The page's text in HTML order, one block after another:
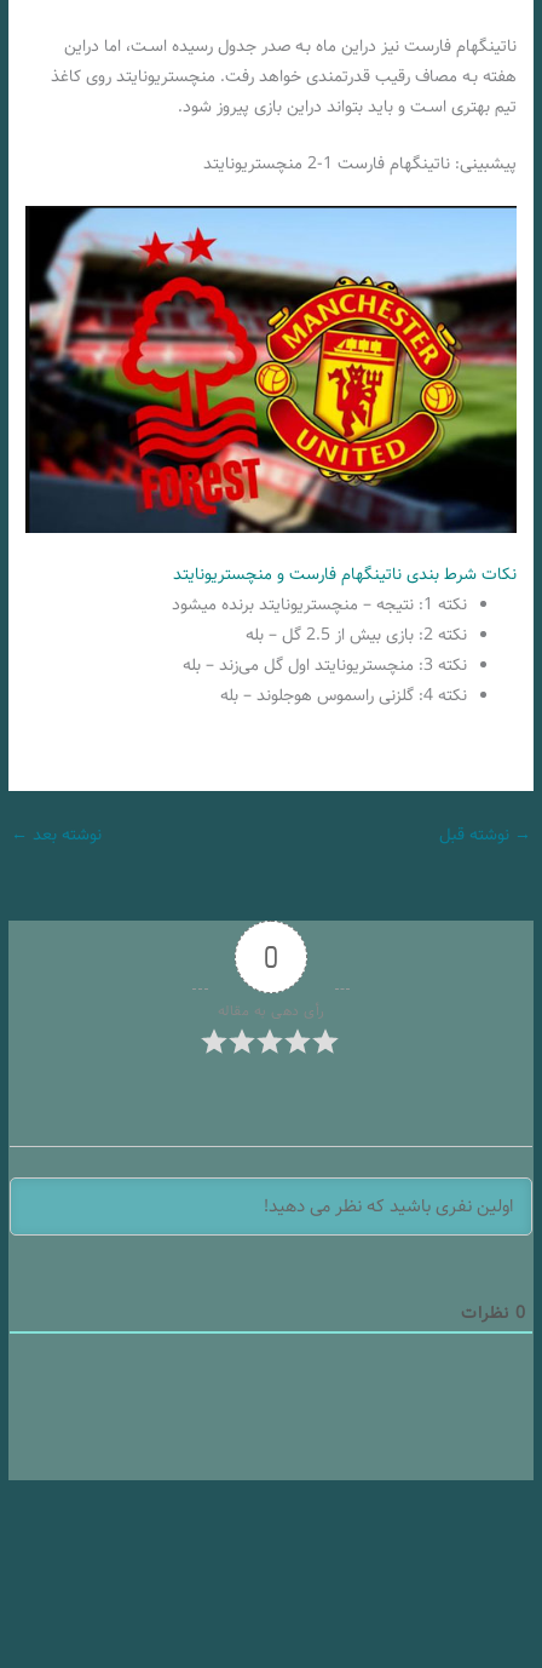
ناتینگهام فارست نیز دراین ماه بـه صدر جدول رسیده اسـت، اما دراین
هفته بـه مصاف رقیب قدرتمندی خواهد رفت. منچستریونایتد روی کاغذ
تیم بهتری اسـت و باید بتواند دراین بازی پیروز شود.
پیشبینی: ناتینگهام فارست 1-2 منچستریونایتد
نکات شرط بندی ناتینگهام فارست و منچستریونایتد
نکته 1: نتیجه – منچستریونایتد برنده میشود
نکته 2: بازی بیش از 2.5 گل – بله
نکته 3: منچستریونایتد اول گل می‌زند – بله
نکته 4: گلزنی راسموس هوجلوند – بله
→ نوشته قبل نوشته بعد ←
0
رأی دهی به مقاله
0 نظرات